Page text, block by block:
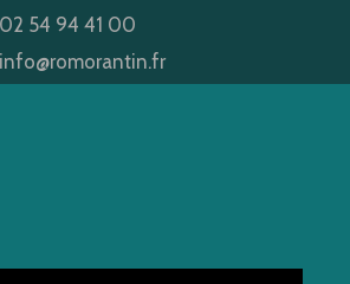
02 54 94 41 00
info@romorantin.fr